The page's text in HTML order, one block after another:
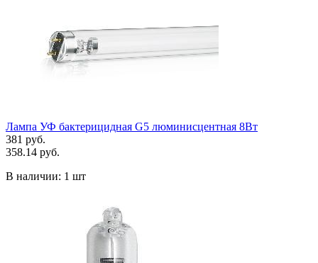
Лампа УФ бактерицидная G5 люминисцентная 8Вт
381 руб.
358.14 руб.
В наличии: 1 шт